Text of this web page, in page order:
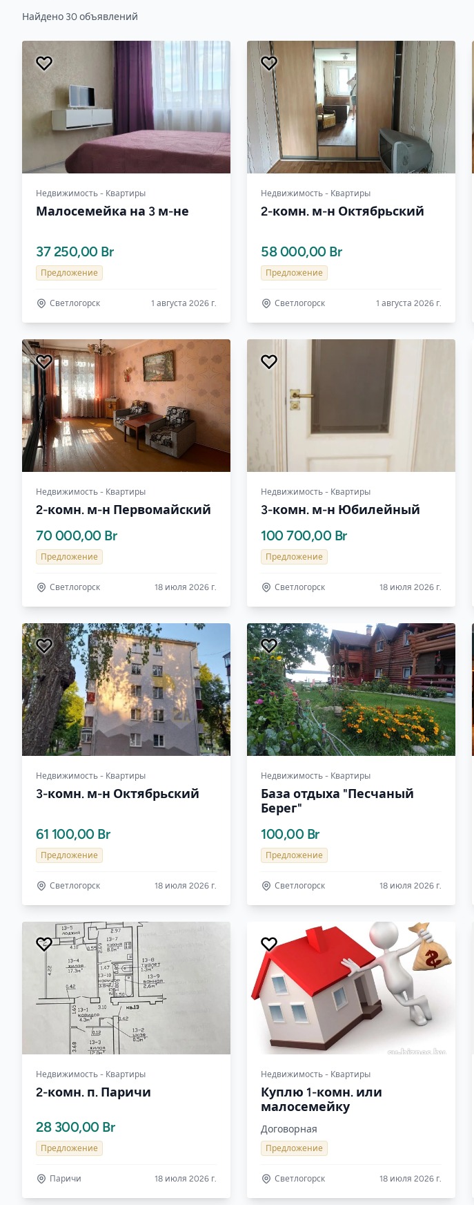
Найдено 30 объявлений
Недвижимость - Квартиры
Малосемейка на 3 м-не
37 250,00 Br
Предложение
Светлогорск 1 августа 2026 г.
Недвижимость - Квартиры
2-комн. м-н Октябрьский
58 000,00 Br
Предложение
Светлогорск 1 августа 2026 г.
Недвижимость - Квартиры
2-комн. м-н Первомайский
70 000,00 Br
Предложение
Светлогорск 18 июля 2026 г.
Недвижимость - Квартиры
3-комн. м-н Юбилейный
100 700,00 Br
Предложение
Светлогорск 18 июля 2026 г.
Недвижимость - Квартиры
3-комн. м-н Октябрьский
61 100,00 Br
Предложение
Светлогорск 18 июля 2026 г.
Недвижимость - Квартиры
База отдыха "Песчаный
Берег"
100,00 Br
Предложение
Светлогорск 18 июля 2026 г.
Недвижимость - Квартиры
2-комн. п. Паричи
28 300,00 Br
Предложение
Паричи 18 июля 2026 г.
Недвижимость - Квартиры
Куплю 1-комн. или
малосемейку
Договорная
Предложение
Светлогорск 18 июля 2026 г.